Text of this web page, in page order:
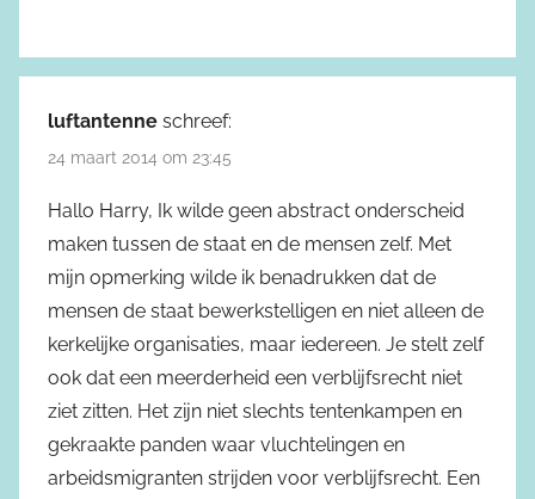
luftantenne schreef:
24 maart 2014 om 23:45
Hallo Harry, Ik wilde geen abstract onderscheid
maken tussen de staat en de mensen zelf. Met
mijn opmerking wilde ik benadrukken dat de
mensen de staat bewerkstelligen en niet alleen de
kerkelijke organisaties, maar iedereen. Je stelt zelf
ook dat een meerderheid een verblijfsrecht niet
ziet zitten. Het zijn niet slechts tentenkampen en
gekraakte panden waar vluchtelingen en
arbeidsmigranten strijden voor verblijfsrecht. Een